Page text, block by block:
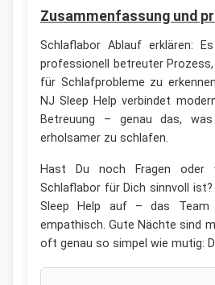
Zusammenfassung und
Schlaflabor Ablauf erklären:
professionell betreuter
für Schlafprobleme zu
NJ Sleep Help verbindet
Betreuung – genau das,
erholsamer zu schlafen.
Hast Du noch Fragen
Schlaflabor für Dich sinnvoll
Sleep Help auf – das Team
empathisch. Gute Nächte sind
oft genau so simpel wie mutig: